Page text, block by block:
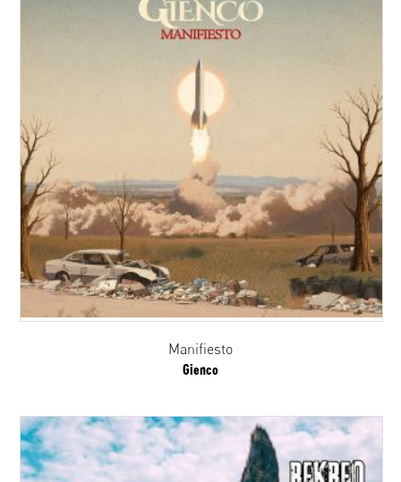
Manifiesto
Gienco